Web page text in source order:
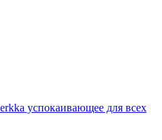
успокаивающее для всех